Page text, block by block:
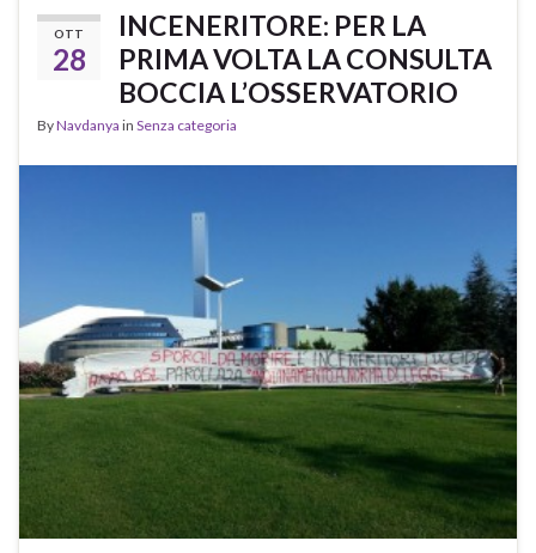
OTT
28
INCENERITORE: PER LA
PRIMA VOLTA LA CONSULTA
BOCCIA L’OSSERVATORIO
ByNavdanya in Senza categoria